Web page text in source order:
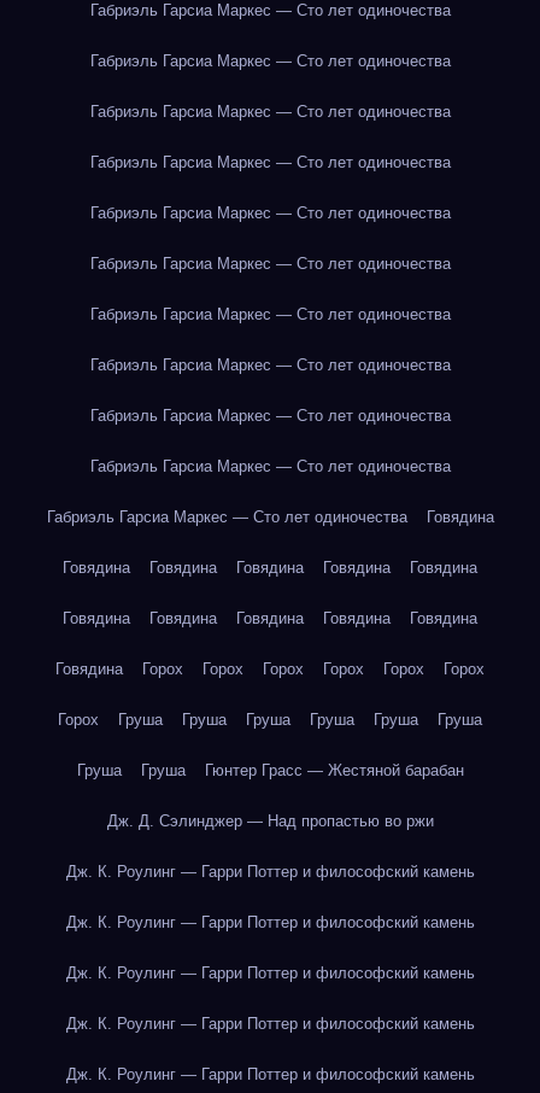
Габриэль Гарсиа Маркес — Сто лет одиночества
Габриэль Гарсиа Маркес — Сто лет одиночества
Габриэль Гарсиа Маркес — Сто лет одиночества
Габриэль Гарсиа Маркес — Сто лет одиночества
Габриэль Гарсиа Маркес — Сто лет одиночества
Габриэль Гарсиа Маркес — Сто лет одиночества
Габриэль Гарсиа Маркес — Сто лет одиночества
Габриэль Гарсиа Маркес — Сто лет одиночества
Габриэль Гарсиа Маркес — Сто лет одиночества
Габриэль Гарсиа Маркес — Сто лет одиночества
Габриэль Гарсиа Маркес — Сто лет одиночества Говядина
Говядина Говядина Говядина Говядина Говядина
Говядина Говядина Говядина Говядина Говядина
Говядина Горох Горох Горох Горох Горох Горох
Горох Груша Груша Груша Груша Груша Груша
Груша Груша Гюнтер Грасс — Жестяной барабан
Дж. Д. Сэлинджер — Над пропастью во ржи
Дж. К. Роулинг — Гарри Поттер и философский камень
Дж. К. Роулинг — Гарри Поттер и философский камень
Дж. К. Роулинг — Гарри Поттер и философский камень
Дж. К. Роулинг — Гарри Поттер и философский камень
Дж. К. Роулинг — Гарри Поттер и философский камень